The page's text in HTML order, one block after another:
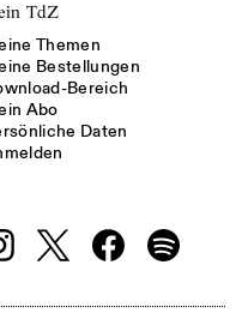
TdZ
Themen
Bestellungen
Bereich
Abo
Daten